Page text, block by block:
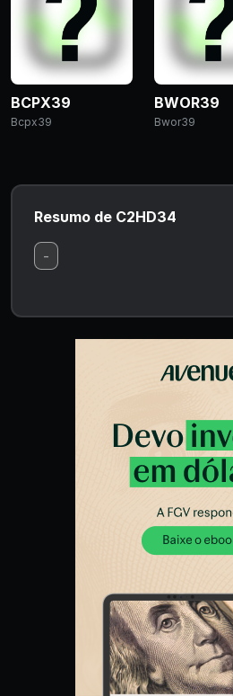
BCPX39
Bcpx39
BWOR39
Bwor39
Resumo de C2HD34
-